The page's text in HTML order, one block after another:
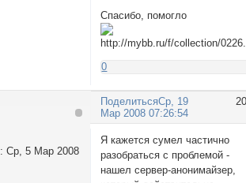
Спасибо, помогло
0
Поделиться 20
Ср, 19
Мар 2008 07:26:54
: Ср, 5 Мар 2008
Я кажется сумел частично
разобраться с проблемой -
нашел сервер-анонимайзер,